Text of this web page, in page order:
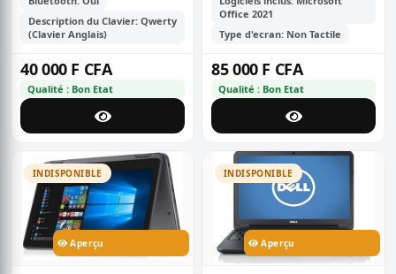
Description du Clavier: Qwerty
(Clavier Anglais)
40 000 F CFA
Qualité : Bon Etat
Office 2021
Type d'ecran: Non Tactile
85 000 F CFA
Qualité : Bon Etat
INDISPONIBLE
Aperçu
INDISPONIBLE
Aperçu